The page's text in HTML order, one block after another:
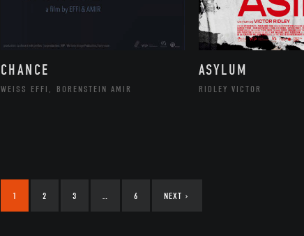
CHANCE
WEISS EFFI, BORENSTEIN AMIR
ASYLUM
RIDLEY VICTOR
1 2 3 … 6 NEXT ›